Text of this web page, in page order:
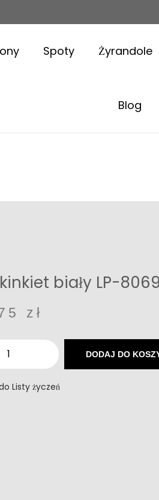
Spoty Żyrandole
Blog
biały LP-
zł
DODAJ DO
Listy życzeń